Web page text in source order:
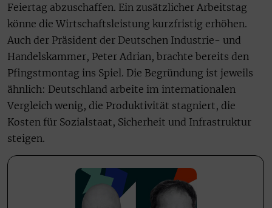
Feiertag abzuschaffen. Ein zusätzlicher Arbeitstag
könne die Wirtschaftsleistung kurzfristig erhöhen.
Auch der Präsident der Deutschen Industrie- und
Handelskammer, Peter Adrian, brachte bereits den
Pfingstmontag ins Spiel. Die Begründung ist jeweils
ähnlich: Deutschland arbeite im internationalen
Vergleich wenig, die Produktivität stagniert, die
Kosten für Sozialstaat, Sicherheit und Infrastruktur
steigen.